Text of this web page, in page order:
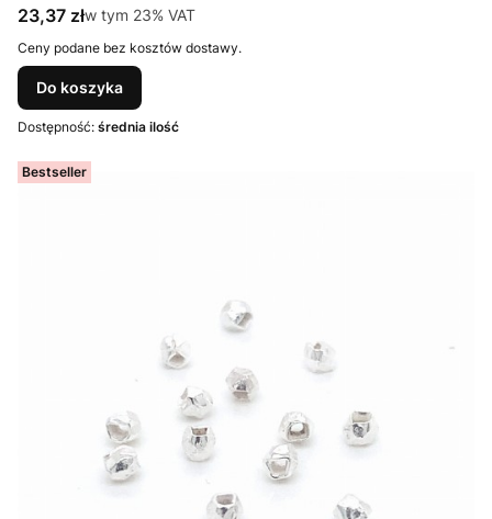
Cena brutto
23,37 złw tym %s VAT
w tym 23% VAT
Ceny podane bez kosztów dostawy.
Do koszyka
Dostępność: średnia ilość
Bestseller